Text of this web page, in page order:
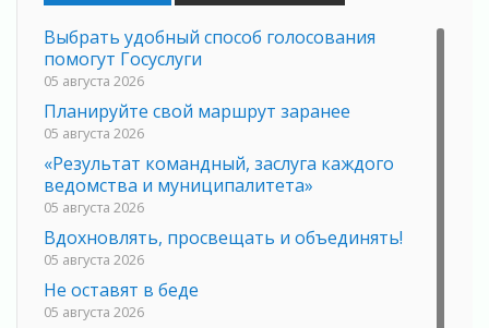
Выбрать удобный способ голосования
помогут Госуслуги
05 августа 2026
Планируйте свой маршрут заранее
05 августа 2026
«Результат командный, заслуга каждого
ведомства и муниципалитета»
05 августа 2026
Вдохновлять, просвещать и объединять!
05 августа 2026
Не оставят в беде
05 августа 2026